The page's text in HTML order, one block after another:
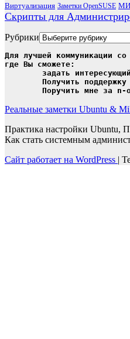
Виртуализация Заметки OpenSUSE
Скрипты для
Рубрики
Для лучшей коммуникации
где Вы сможете:
Поручить мне за
Реальные заметки Ubuntu &
Практика настройки Ubuntu,
Как стать системным
Сайт работает на WordPress |